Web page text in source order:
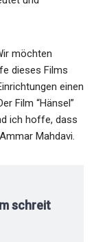
möchten
dieses Films
einen
Film “Hänsel”
ich hoffe, dass
Mahdavi.
schreit